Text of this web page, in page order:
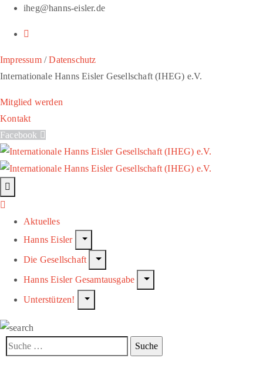
iheg@hanns-eisler.de
Impressum/Datenschutz
Internationale Hanns Eisler Gesellschaft (IHEG) e.V.
Mitglied werden
Kontakt
Facebook
Aktuelles
Hanns Eisler
Die Gesellschaft
Hanns Eisler Gesamtausgabe
Unterstützen!